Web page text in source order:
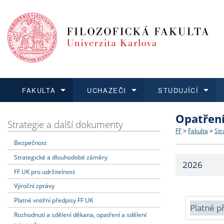
FAKULTA
Dozvědět se více
Struktura
Strategie
Fakultní
UCHAZEČI
Podat přihlášku
Co
Učitelské
STUDUJÍCÍ
Dozvědět se více
Dozvědět se více
O vědě a
Dozvědět se více
Aktuální
Strategie a další dokumenty
Bezpečnost
Strategické a dlouhodobé záměry
FF UK pro udržitelnost
Výroční zprávy
Platné vnitřní předpisy FF UK
Rozhodnutí a sdělení děkana, opatření a sdělení
FF > Fakulta >
2026
Platné